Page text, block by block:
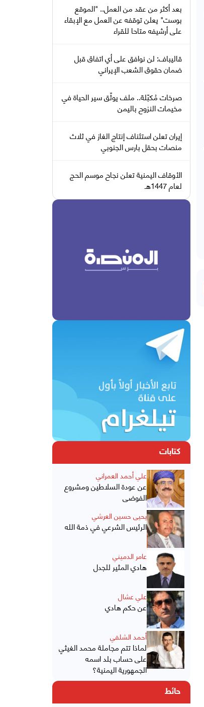
بعد أكثر من عقد من العمل.. "الموقع
بوست" يعلن توقفه عن العمل مع الإبقاء
على أرشيفه متاحا للقراء
قاليباف: لن نوافق على أي اتفاق قبل
ضمان حقوق الشعب الإيراني
صرخات مُكبّلة.. ملف يوثّق سير الحياة في
مخيمات النزوح باليمن
إيران تعلن استئناف إنتاج الغاز في ثلاث
منصات بحقل بارس الجنوبي
الأوقاف اليمنية تعلن نجاح موسم الحج
لعام 1447هـ
كتابات
علي أحمد العمراني
عن عودة السلاطين ومشروع
الفوضى
يحيى حسين العرشي
الرئيس الشرعي في ذمة الله
عامر الدميني
هادي المثير للجدل
علي عشال
عن حكم هادي
أحمد الشلفي
لماذا تتم مجاملة محمد الغيثي
على حساب بلد اسمه
الجمهورية اليمنية؟
حائط